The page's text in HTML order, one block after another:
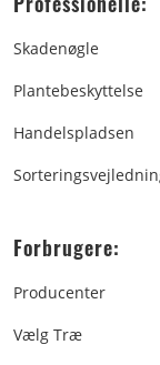
Skadenøgle
Plantebeskyttelse
Handelspladsen
Forbrugere:
Producenter
Vælg Træ